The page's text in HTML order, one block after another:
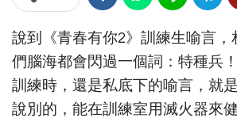
說到《青春有你2》訓練生喻言，
們腦海都會閃過一個詞：特種兵
訓練時，還是私底下的喻言，就
說別的，能在訓練室用滅火器來